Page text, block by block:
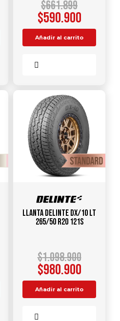
$661.899
$590.900
Añadir al carrito
Llanta DELINTE DX/10 LT
265/50 R20 121S
$1.098.900
$980.900
Añadir al carrito